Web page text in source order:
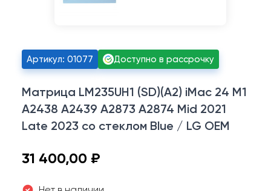
Артикул: 01077 Доступно в рассрочку
Матрица LM235UH1 (SD)(A2) iMac 24 M1
A2438 A2439 A2873 A2874 Mid 2021
Late 2023 со стеклом Blue / LG OEM
31 400,00 ₽